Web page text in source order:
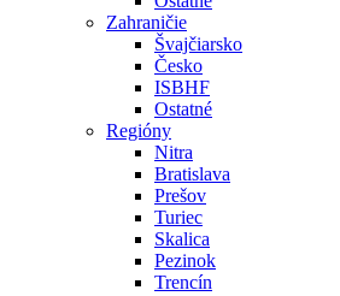
Zahraničie
Švajčiarsko
Česko
ISBHF
Ostatné
Regióny
Nitra
Bratislava
Prešov
Turiec
Skalica
Pezinok
Trencín